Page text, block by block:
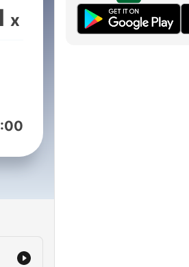
a
x